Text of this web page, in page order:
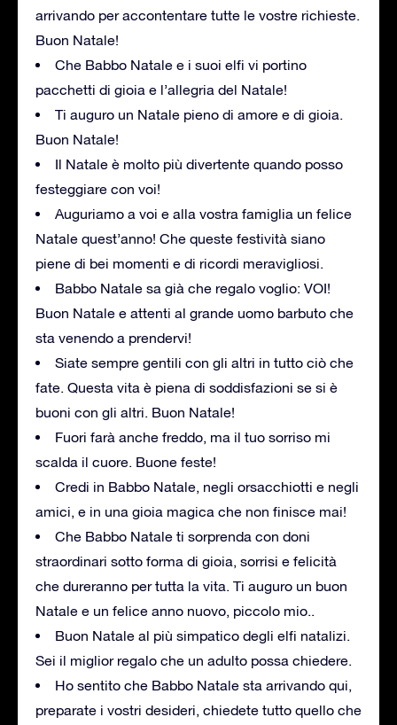
arrivando per accontentare tutte le vostre richieste.
Buon Natale!
Che Babbo Natale e i suoi elfi vi portino
pacchetti di gioia e l’allegria del Natale!
Ti auguro un Natale pieno di amore e di gioia.
Buon Natale!
Il Natale è molto più divertente quando posso
festeggiare con voi!
Auguriamo a voi e alla vostra famiglia un felice
Natale quest’anno! Che queste festività siano
piene di bei momenti e di ricordi meravigliosi.
Babbo Natale sa già che regalo voglio: VOI!
Buon Natale e attenti al grande uomo barbuto che
sta venendo a prendervi!
Siate sempre gentili con gli altri in tutto ciò che
fate. Questa vita è piena di soddisfazioni se si è
buoni con gli altri. Buon Natale!
Fuori farà anche freddo, ma il tuo sorriso mi
scalda il cuore. Buone feste!
Credi in Babbo Natale, negli orsacchiotti e negli
amici, e in una gioia magica che non finisce mai!
Che Babbo Natale ti sorprenda con doni
straordinari sotto forma di gioia, sorrisi e felicità
che dureranno per tutta la vita. Ti auguro un buon
Natale e un felice anno nuovo, piccolo mio..
Buon Natale al più simpatico degli elfi natalizi.
Sei il miglior regalo che un adulto possa chiedere.
Ho sentito che Babbo Natale sta arrivando qui,
preparate i vostri desideri, chiedete tutto quello che